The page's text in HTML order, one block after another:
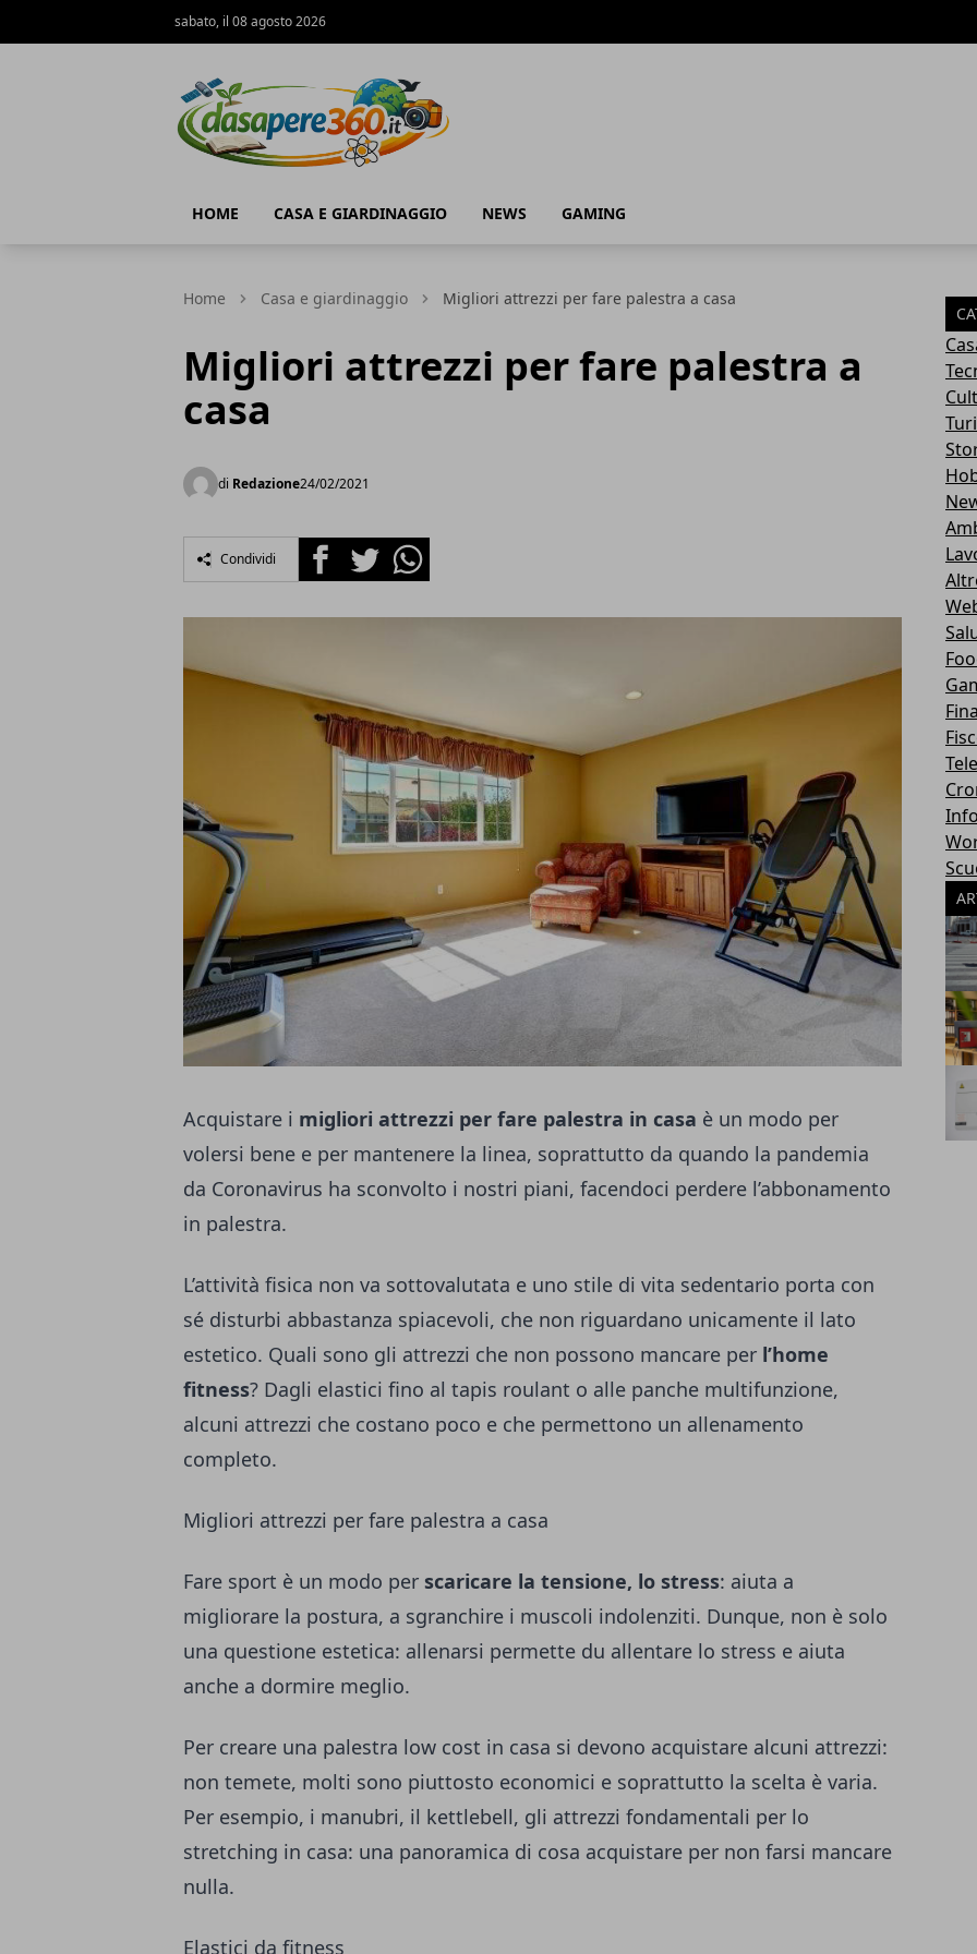
sabato, il 08 agosto 2026
HOME CASA E GIARDINAGGIO NEWS GAMING
Home Casa e giardinaggio Migliori attrezzi per fare palestra a casa
Migliori attrezzi per fare palestra a
casa
di Redazione24/02/2021
Condividi FacebookTwitterWhatsapp
Acquistare i migliori attrezzi per fare palestra in casa è un modo per
volersi bene e per mantenere la linea, soprattutto da quando la pandemia
da Coronavirus ha sconvolto i nostri piani, facendoci perdere l’abbonamento
in palestra.
L’attività fisica non va sottovalutata e uno stile di vita sedentario porta con
sé disturbi abbastanza spiacevoli, che non riguardano unicamente il lato
estetico. Quali sono gli attrezzi che non possono mancare per l’home
fitness? Dagli elastici fino al tapis roulant o alle panche multifunzione,
alcuni attrezzi che costano poco e che permettono un allenamento
completo.
Migliori attrezzi per fare palestra a casa
Fare sport è un modo per scaricare la tensione, lo stress: aiuta a
migliorare la postura, a sgranchire i muscoli indolenziti. Dunque, non è solo
una questione estetica: allenarsi permette du allentare lo stress e aiuta
anche a dormire meglio.
Per creare una palestra low cost in casa si devono acquistare alcuni attrezzi:
non temete, molti sono piuttosto economici e soprattutto la scelta è varia.
Per esempio, i manubri, il kettlebell, gli attrezzi fondamentali per lo
stretching in casa: una panoramica di cosa acquistare per non farsi mancare
nulla.
Elastici da fitness